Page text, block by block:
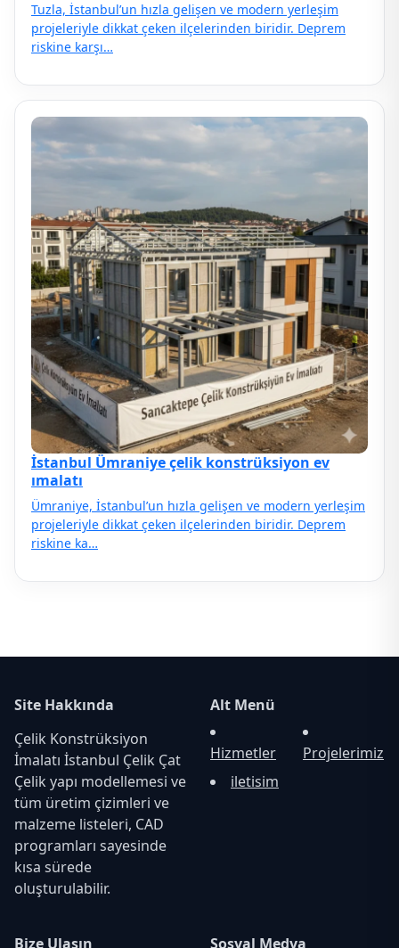
Tuzla, İstanbul’un hızla gelişen ve modern yerleşim
projeleriyle dikkat çeken ilçelerinden biridir. Deprem
riskine karşı…
İstanbul Ümraniye çelik konstrüksiyon ev
ımalatı
Ümraniye, İstanbul’un hızla gelişen ve modern yerleşim
projeleriyle dikkat çeken ilçelerinden biridir. Deprem
riskine ka…
Site Hakkında
Çelik Konstrüksiyon
İmalatı İstanbul Çelik Çat
Çelik yapı modellemesi ve
tüm üretim çizimleri ve
malzeme listeleri, CAD
programları sayesinde
kısa sürede
oluşturulabilir.
Alt Menü
Hizmetler
Projelerimiz
iletisim
Bize Ulaşın Sosyal Medya